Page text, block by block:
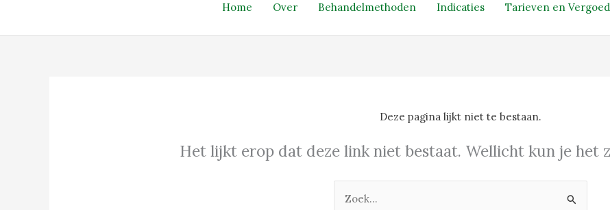
Home Over Behandelmethoden Indicaties Tarieven en
Deze pagina lijkt niet te bestaan.
Het lijkt erop dat deze link niet bestaat. Wellicht kun je het
Zoek